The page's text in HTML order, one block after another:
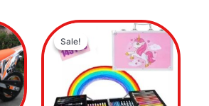
Original
price
was:
$2,999,900.00.
Current
price
is:
$2,119,900.00.
Sale!
Sale!
Original
price
was:
$129,900.00.
Current
price
is:
$119,900.00.